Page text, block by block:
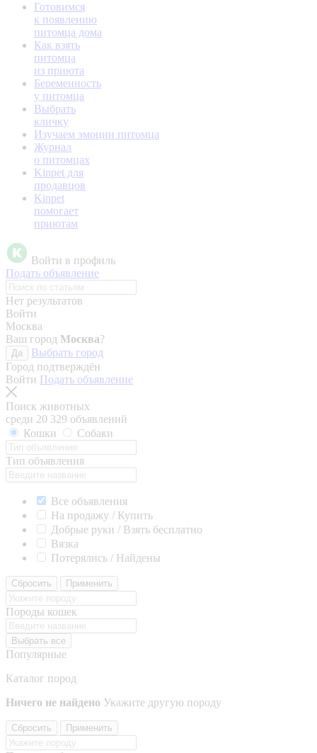
Готовимся
к появлению
питомца дома
Как взять
питомца
из приюта
Беременность
у питомца
Выбрать
кличку
Изучаем эмоции питомца
Журнал
о питомцах
Kinpet для
продавцов
Kinpet
помогает
приютам
Войти в профиль
Подать объявление
Нет результатов
Войти
Москва
Ваш город Москва?
Да
Выбрать город
Город подтверждён
Войти Подать объявление
Поиск животных
среди 20 329 объявлений
Кошки
Собаки
Тип объявления
Все объявления
На продажу / Купить
Добрые руки / Взять бесплатно
Вязка
Потерялись / Найдены
Сбросить Применить
Породы кошек
Выбрать все
Популярные
Каталог пород
Ничего не найдено Укажите другую породу
Сбросить Применить